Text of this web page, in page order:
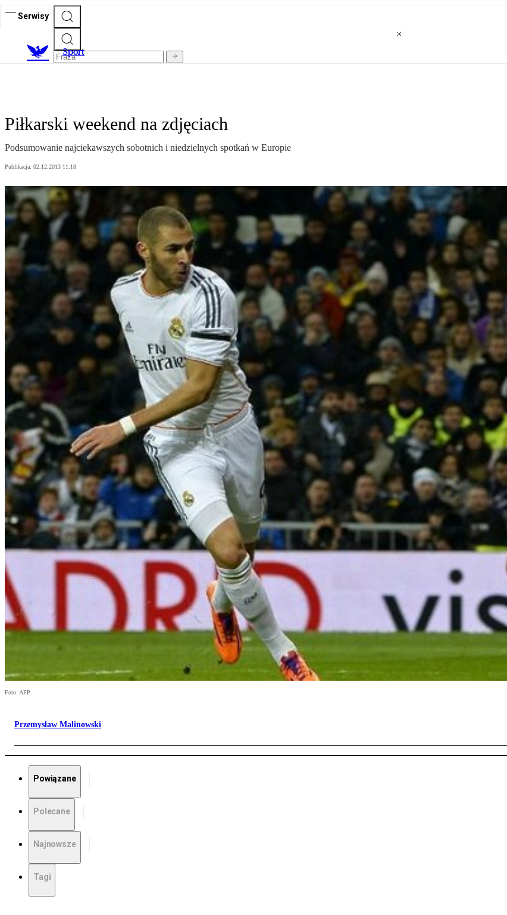
Serwisy
Sport
Piłkarski weekend na zdjęciach
Podsumowanie najciekawszych sobotnich i niedzielnych spotkań w Europie
Publikacja: 02.12.2013 11:18
Foto: AFP
Przemysław Malinowski
Powiązane
Polecane
Najnowsze
Tagi